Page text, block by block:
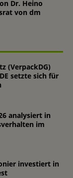
Dr. Heino
von dm
(VerpackDG)
setzte sich für
analysiert in
im
investiert in